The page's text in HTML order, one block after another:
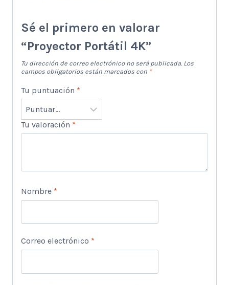
Sé el primero en valorar
“Proyector Portátil 4K”
Tu dirección de correo electrónico no será publicada. Los
campos obligatorios están marcados con *
Tu puntuación *
Tu valoración *
Nombre *
Correo electrónico *